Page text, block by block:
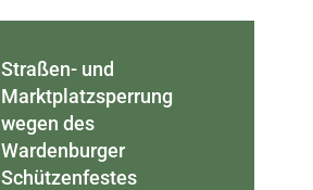
Straßen- und
Marktplatzsperrung
wegen des
Wardenburger
Schützenfestes